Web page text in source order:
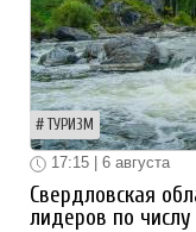
ТУРИЗМ
17:15 | 6 августа
Свердловская
лидеров по